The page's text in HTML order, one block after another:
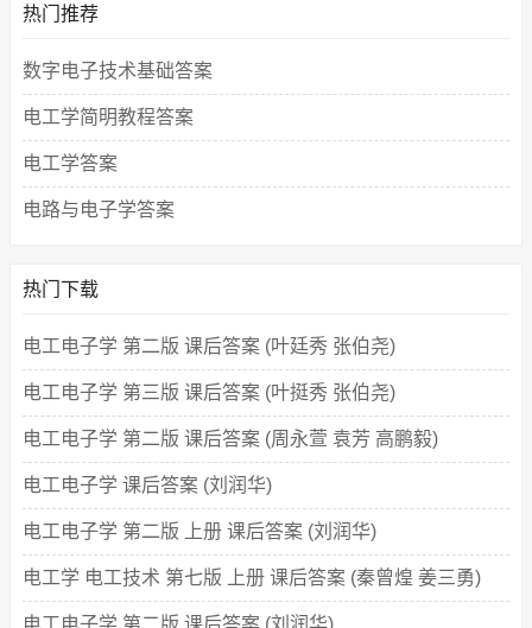
热门推荐
数字电子技术基础答案
电工学简明教程答案
电工学答案
电路与电子学答案
热门下载
电工电子学 第二版 课后答案 (叶廷秀 张伯尧)
电工电子学 第三版 课后答案 (叶挺秀 张伯尧)
电工电子学 第二版 课后答案 (周永萱 袁芳 高鹏毅)
电工电子学 课后答案 (刘润华)
电工电子学 第二版 上册 课后答案 (刘润华)
电工学 电工技术 第七版 上册 课后答案 (秦曾煌 姜三勇)
电工电子学 第二版 课后答案 (刘润华)